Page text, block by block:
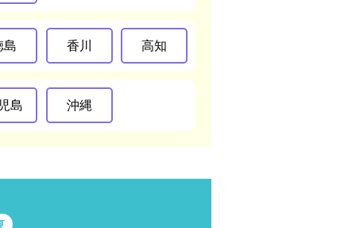
島 香川 高知
島 沖縄